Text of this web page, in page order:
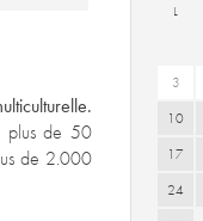
plus de 50
de 2.000
L
3
10
17
24